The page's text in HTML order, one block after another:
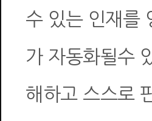
수 있는 인재를
가 자동화될수
해하고 스스로